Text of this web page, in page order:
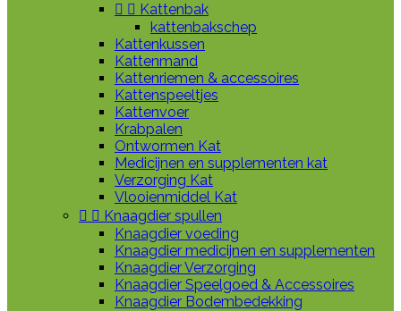
  Kattenbak
kattenbakschep
Kattenkussen
Kattenmand
Kattenriemen & accessoires
Kattenspeeltjes
Kattenvoer
Krabpalen
Ontwormen Kat
Medicijnen en supplementen kat
Verzorging Kat
Vlooienmiddel Kat
  Knaagdier spullen
Knaagdier voeding
Knaagdier medicijnen en supplementen
Knaagdier Verzorging
Knaagdier Speelgoed & Accessoires
Knaagdier Bodembedekking